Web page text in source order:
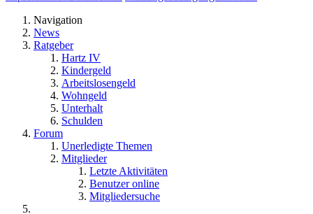
Navigation
News
Ratgeber
Hartz IV
Kindergeld
Arbeitslosengeld
Wohngeld
Unterhalt
Schulden
Forum
Unerledigte Themen
Mitglieder
Letzte Aktivitäten
Benutzer online
Mitgliedersuche